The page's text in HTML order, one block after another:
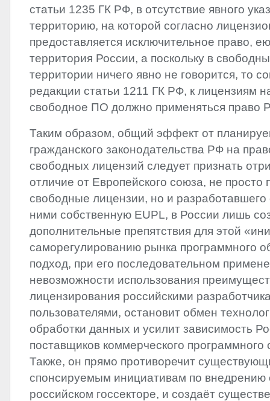
статьи 1235 ГК РФ, в отсутствие явного
территорию, на которой согласно
предоставляется исключительное право,
территория России, а поскольку в
территории ничего явно не говорится, то
редакции статьи 1211 ГК РФ, к лицензиям
свободное ПО должно применяться право
Таким образом, общий эффект от
гражданского законодательства РФ на
свободных лицензий следует признать
отличие от Европейского союза, не просто
свободные лицензии, но и
ними собственную EUPL, в России лишь
дополнительные препятствия для этой
саморегулированию рынка программного
подход, при его последовательном
невозможности использования
лицензирования российскими
пользователями, остановит обмен
обработки данных и усилит зависимость
поставщиков коммерческого программного
Также, он прямо противоречит
спонсируемым инициативам по внедрению
российском госсекторе, и создаёт